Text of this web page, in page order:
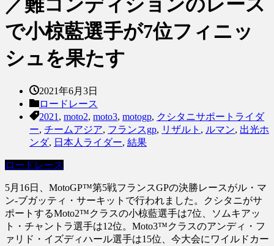
で小椋藍選手が7位フィニッ
シュを果たす
2021年6月3日
ロードレース
2021 , moto2, moto3, motogp, クシタニサポートライダ
ー, チームアジア, フランスgp, リザルト , ルマン, 出光ホ
ンダ, 日本人ライダー, 結果
ロードレース
5月16日、MotoGP™第5戦フランスGPの決勝レースがル・マ
ン-ブガッティ・サーキットで行われました。クシタニがサ
ポートするMoto2™クラスの小椋藍選手は7位、ソムキアッ
ト・チャントラ選手は12位。Moto3™クラスのアンディ・フ
ァリド・イズディハール選手は15位、今大会にワイルドカー